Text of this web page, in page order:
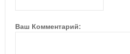
Ваш Комментарий: